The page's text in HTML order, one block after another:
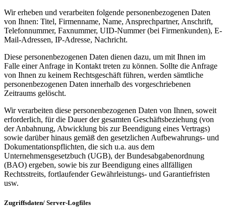
Wir erheben und verarbeiten folgende personenbezogenen Daten
von Ihnen: Titel, Firmenname, Name, Ansprechpartner, Anschrift,
Telefonnummer, Faxnummer, UID-Nummer (bei Firmenkunden), E-
Mail-Adressen, IP-Adresse, Nachricht.
Diese personenbezogenen Daten dienen dazu, um mit Ihnen im
Falle einer Anfrage in Kontakt treten zu können. Sollte die Anfrage
von Ihnen zu keinem Rechtsgeschäft führen, werden sämtliche
personenbezogenen Daten innerhalb des vorgeschriebenen
Zeitraums gelöscht.
Wir verarbeiten diese personenbezogenen Daten von Ihnen, soweit
erforderlich, für die Dauer der gesamten Geschäftsbeziehung (von
der Anbahnung, Abwicklung bis zur Beendigung eines Vertrags)
sowie darüber hinaus gemäß den gesetzlichen Aufbewahrungs- und
Dokumentationspflichten, die sich u.a. aus dem
Unternehmensgesetzbuch (UGB), der Bundesabgabenordnung
(BAO) ergeben, sowie bis zur Beendigung eines allfälligen
Rechtsstreits, fortlaufender Gewährleistungs- und Garantiefristen
usw.
Zugriffsdaten/ Server-Logfiles